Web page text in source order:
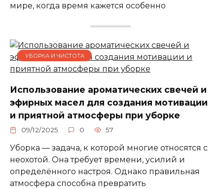
мире, когда время кажется особенно
УБОРКА И ЧИСТОТА
Использование ароматических свечей и
эфирных масел для создания мотивации
и приятной атмосферы при уборке
09/12/2025 0 57
Уборка — задача, к которой многие относятся с
неохотой. Она требует времени, усилий и
определённого настроя. Однако правильная
атмосфера способна превратить